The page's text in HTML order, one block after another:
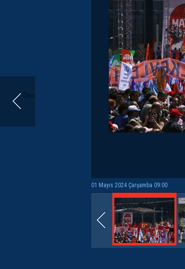
Önceki
01 Mayıs 2024 Çarşamba 09:00